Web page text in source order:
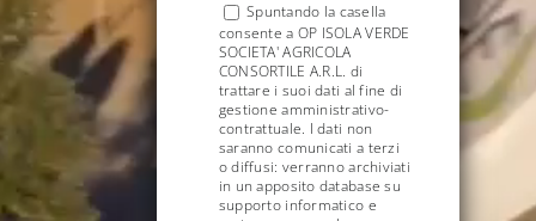
Spuntando la casella
consente a OP ISOLA VERDE
SOCIETA' AGRICOLA
CONSORTILE A.R.L. di
trattare i suoi dati al fine di
gestione amministrativo-
contrattuale. I dati non
saranno comunicati a terzi
o diffusi: verranno archiviati
in un apposito database su
supporto informatico e